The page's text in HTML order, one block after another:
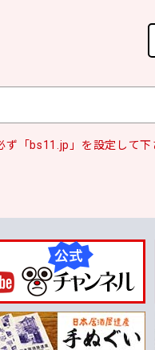
「bs11.jp」を設定して下